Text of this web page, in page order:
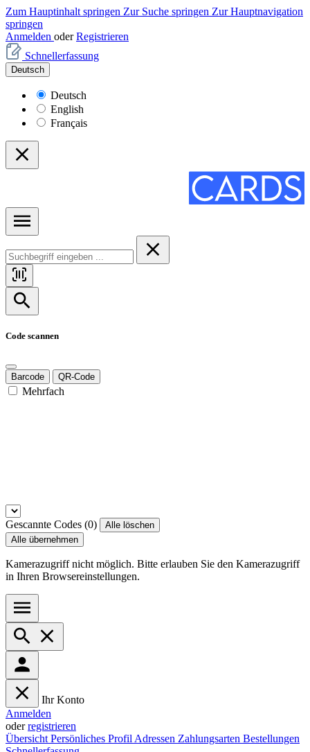
Zum Hauptinhalt springen Zur Suche springen Zur Hauptnavigation
springen
Anmelden oder Registrieren
Schnellerfassung
Deutsch
Deutsch
English
Français
Code scannen
Barcode QR-Code
Mehrfach
Gescannte Codes (0)
Alle löschen
Alle übernehmen
Kamerazugriff nicht möglich. Bitte erlauben Sie den Kamerazugriff
in Ihren Browsereinstellungen.
Ihr Konto
Anmelden
oderregistrieren
Übersicht Persönliches Profil Adressen Zahlungsarten Bestellungen